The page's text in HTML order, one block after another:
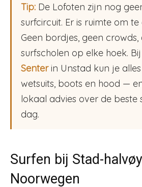
Tip: De Lofoten zijn nog
surfcircuit. Er is ruimte om
Geen bordjes, geen crowds,
surfscholen op elke hoek. Bij
Senterin Unstad kun je
wetsuits, boots en hood —
lokaal advies over de beste
dag.
Surfen bij Stad-
Noorwegen